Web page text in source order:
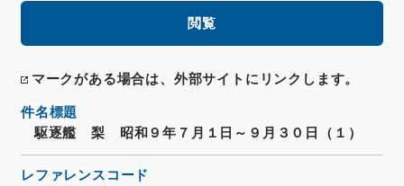
閲覧
マークがある場合は、外部サイトにリンクします。
件名標題
駆逐艦 梨 昭和９年７月１日～９月３０日（１）
レファレンスコード